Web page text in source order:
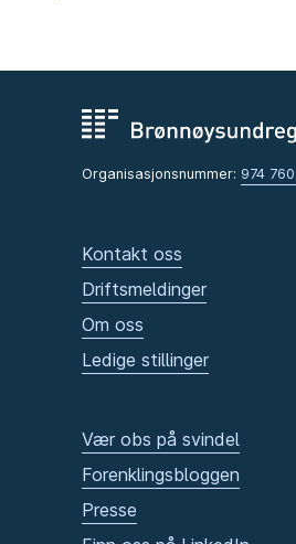
Organisasjonsnummer: 974
Kontakt oss
Driftsmeldinger
Om oss
Ledige stillinger
Vær obs på svindel
Forenklingsbloggen
Presse